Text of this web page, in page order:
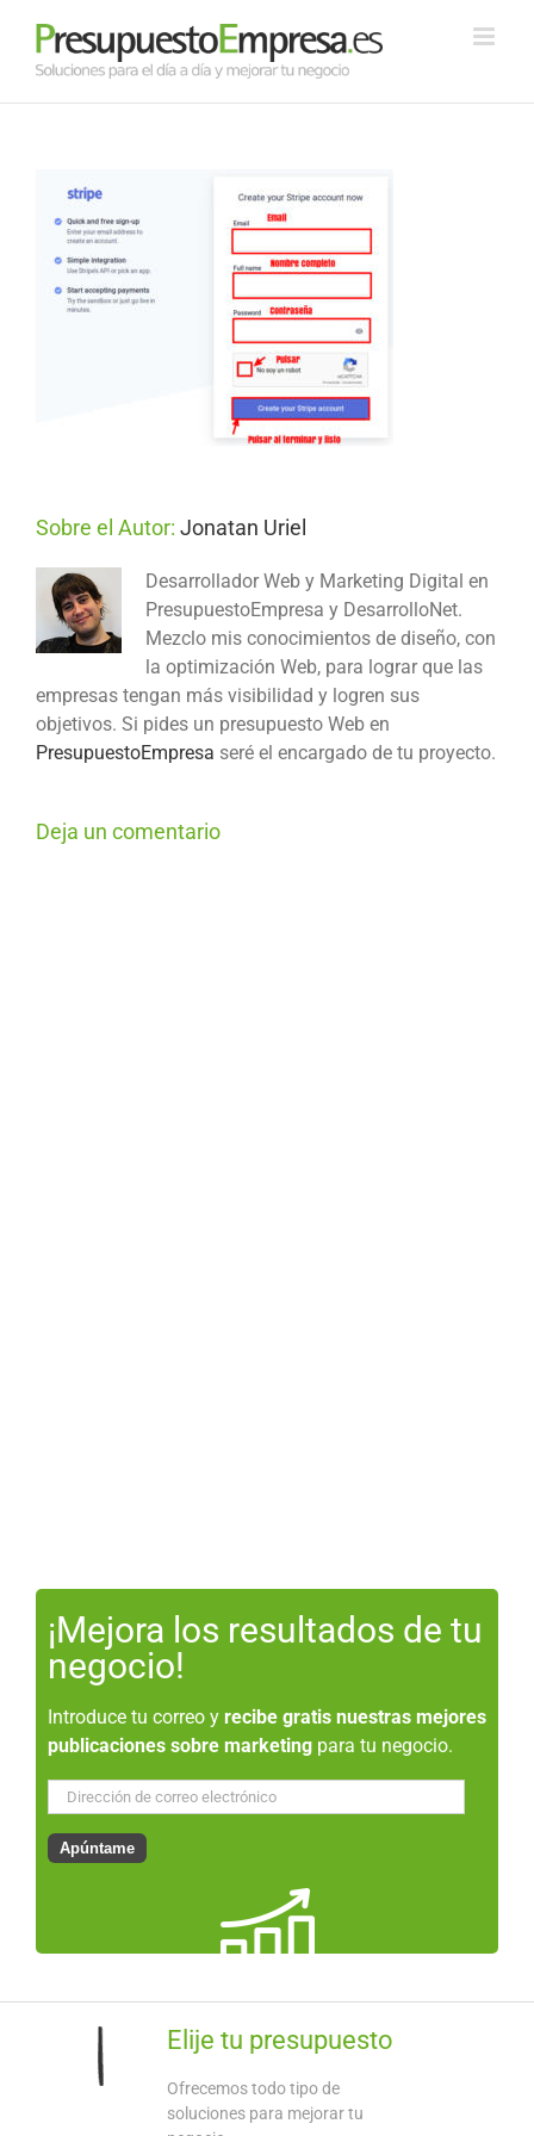
contenido
Sobre el Autor: Jonatan Uriel
Desarrollador Web y Marketing Digital en
PresupuestoEmpresa y DesarrolloNet.
Mezclo mis conocimientos de diseño, con
la optimización Web, para lograr que las
empresas tengan más visibilidad y logren sus
objetivos. Si pides un presupuesto Web en
PresupuestoEmpresa seré el encargado de tu proyecto.
Deja un comentario
¡Mejora los resultados de tu
negocio!
Introduce tu correo y recibe gratis nuestras mejores
publicaciones sobre marketing para tu negocio.
Dirección
de
correo
Apúntame
Elije tu presupuesto
Ofrecemos todo tipo de
soluciones para mejorar tu